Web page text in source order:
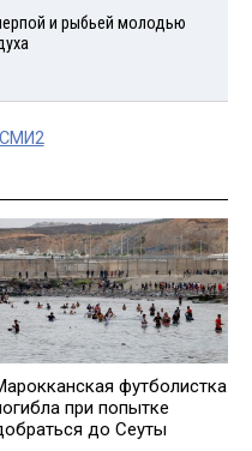
и рыбьей молодью
футболистка
при попытке
до Сеуты